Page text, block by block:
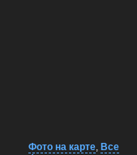
Фото на карте, Все